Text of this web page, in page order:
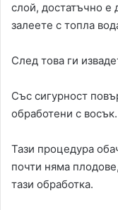
слой, достатъчно е
залеете с топла
След това ги
Със сигурност
обработени с восък.
Тази процедура
почти няма
тази обработка.